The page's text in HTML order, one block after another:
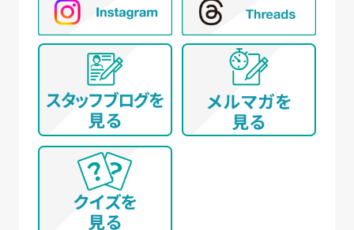
⑥ アンケートによる調査
⑦ 統計的な集計・分析、新規サービスの検討や
提案（データを公表する際は個人が特定でき
ないように配慮いたします）
(イ) 弊社とお取引き又は提携する企業、施設、団体
等 に所属する方から、WEBサイト、名刺交換
(WEB上を含む)、開催イベント、その他当社所定
の手続きを通じて取得する個人情報について
① WEBサイトの運営管理 (メールマガジン配
信、対象者の抽出を含む)
② 各種お問合せ・ご要望への対応
③ 商談・打ち合わせ・契約の履行